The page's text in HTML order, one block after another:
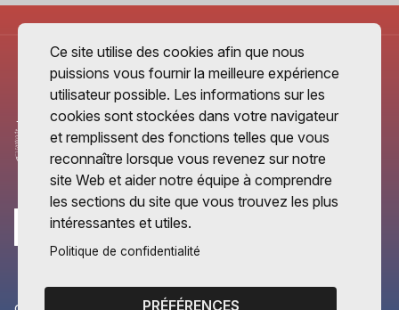
Ce site utilise des cookies afin que nous
puissions vous fournir la meilleure expérience
utilisateur possible. Les informations sur les
cookies sont stockées dans votre navigateur
et remplissent des fonctions telles que vous
reconnaître lorsque vous revenez sur notre
site Web et aider notre équipe à comprendre
les sections du site que vous trouvez les plus
intéressantes et utiles.
Politique de confidentialité
PRÉFÉRENCES